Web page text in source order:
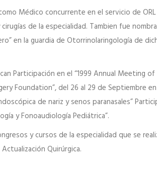
Médico concurrente en el servicio de
de la especialidad. Tambien fue
en la guardia de Otorrinolaringología de
Participación en el “1999 Annual Meeting
Foundation”, del 26 al 29 de Septiembre en
de nariz y senos paranasales”
y Fonoaudiología Pediátrica”.
y cursos de la especialidad que se
Quirúrgica.